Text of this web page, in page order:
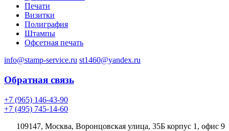
Печати
Визитки
Полиграфия
Штампы
Офсетная печать
info@stamp-service.ru st1460@yandex.ru
Обратная связь
+7 (965) 146-43-90
+7 (495) 745-14-60
109147, Москва, Воронцовская улица, 35Б корпус 1, офис 9